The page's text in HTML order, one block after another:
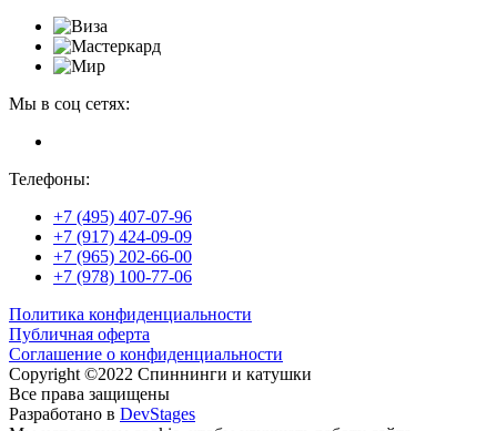
Мы в соц сетях:
Телефоны:
+7 (495) 407-07-96
+7 (917) 424-09-09
+7 (965) 202-66-00
+7 (978) 100-77-06
Политика конфиденциальности
Публичная оферта
Соглашение о конфиденциальности
Copyright ©2022 Спиннинги и катушки
Все права защищены
Разработано в DevStages